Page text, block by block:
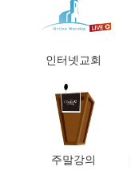
인터넷교회
주말강의